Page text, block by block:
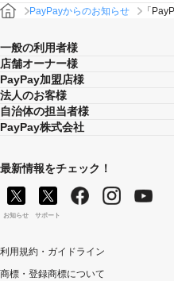
PayPayからのお知らせ 「
一般の利用者様
店舗オーナー様
PayPay加盟店様
法人のお客様
自治体の担当者様
PayPay株式会社
最新情報をチェック！
お知らせ サポート
利用規約・ガイドライン
商標・登録商標について